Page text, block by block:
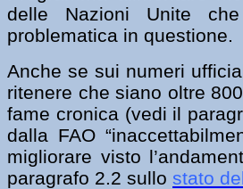
delle Nazioni Unite
problematica in questione.
Anche se sui numeri
ritenere che siano oltre
fame cronica (vedi il
dalla FAO
migliorare visto
paragrafo 2.2 sullo stato